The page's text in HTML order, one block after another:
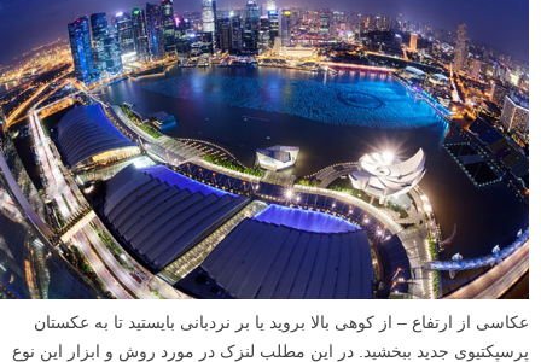
عکاسی از ارتفاع – از کوهی بالا بروید یا بر نردبانی بایستید تا به عکستان
پرسپکتیوی جدید ببخشید. در این مطلب لنزک در مورد روش و ابزار این نوع